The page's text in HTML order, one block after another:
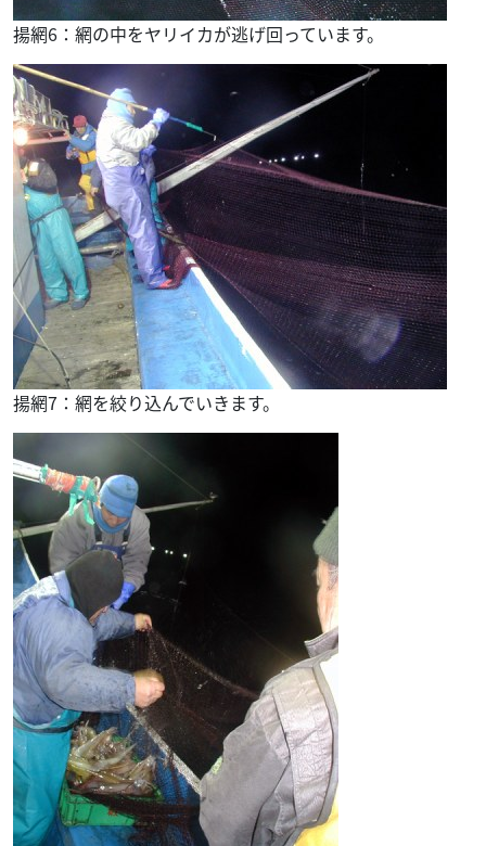
揚網6：網の中をヤリイカが逃げ回っています。
揚網7：網を絞り込んでいきます。